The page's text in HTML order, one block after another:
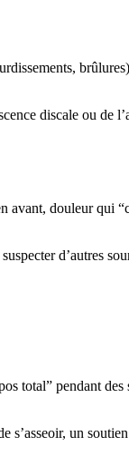
discale ou de
avant, douleur qui
d’autres
total” pendant
s’asseoir, un